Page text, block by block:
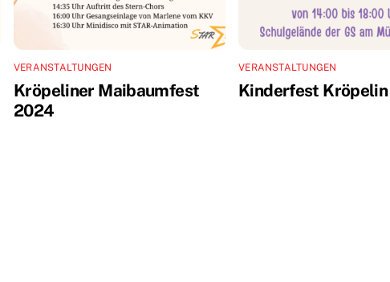
VERANSTALTUNGEN
Kröpeliner Maibaumfest
2024
VERANSTALTUNGEN
Kinderfest Kröpelin